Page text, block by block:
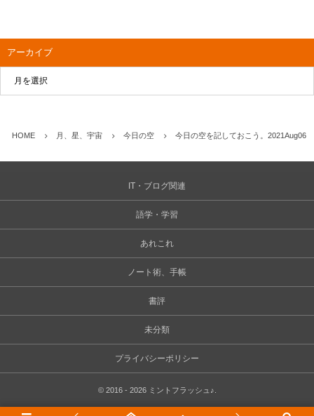
アーカイブ
HOME 月、星、宇宙 今日の空 今日の空を記しておこう。2021Aug06
IT・ブログ関連
語学・学習
あれこれ
ノート術、手帳
書評
未分類
プライバシーポリシー
© 2016 - 2026 ミントフラッシュ♪